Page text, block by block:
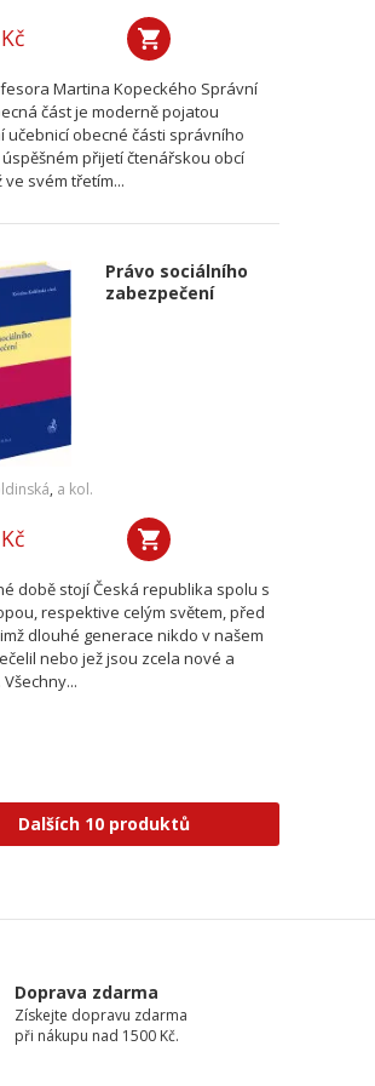
Martina Kopeckého Správní
část je moderně pojatou
učebnicí obecné části správního
přijetí čtenářskou obcí
ve svém třetím...
Právo sociálního
zabezpečení
, a kol.
době stojí Česká republika spolu s
respektive celým světem, před
dlouhé generace nikdo v našem
nebo jež jsou zcela nové a
Dalších 10 produktů
Doprava zdarma
Získejte dopravu zdarma
při nákupu nad 1500 Kč.